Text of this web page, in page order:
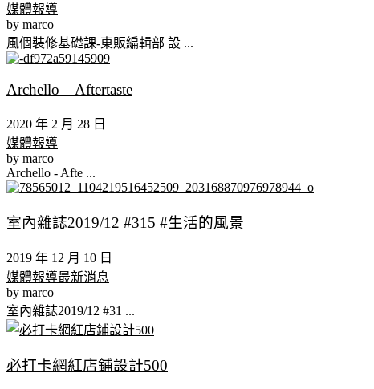
媒體報導
by marco
風個裝修基礎課-東販編輯部 設 ...
Archello – Aftertaste
2020 年 2 月 28 日
媒體報導
by marco
Archello - Afte ...
室內雜誌2019/12 #315 #生活的風景
2019 年 12 月 10 日
媒體報導最新消息
by marco
室內雜誌2019/12 #31 ...
必打卡網紅店鋪設計500